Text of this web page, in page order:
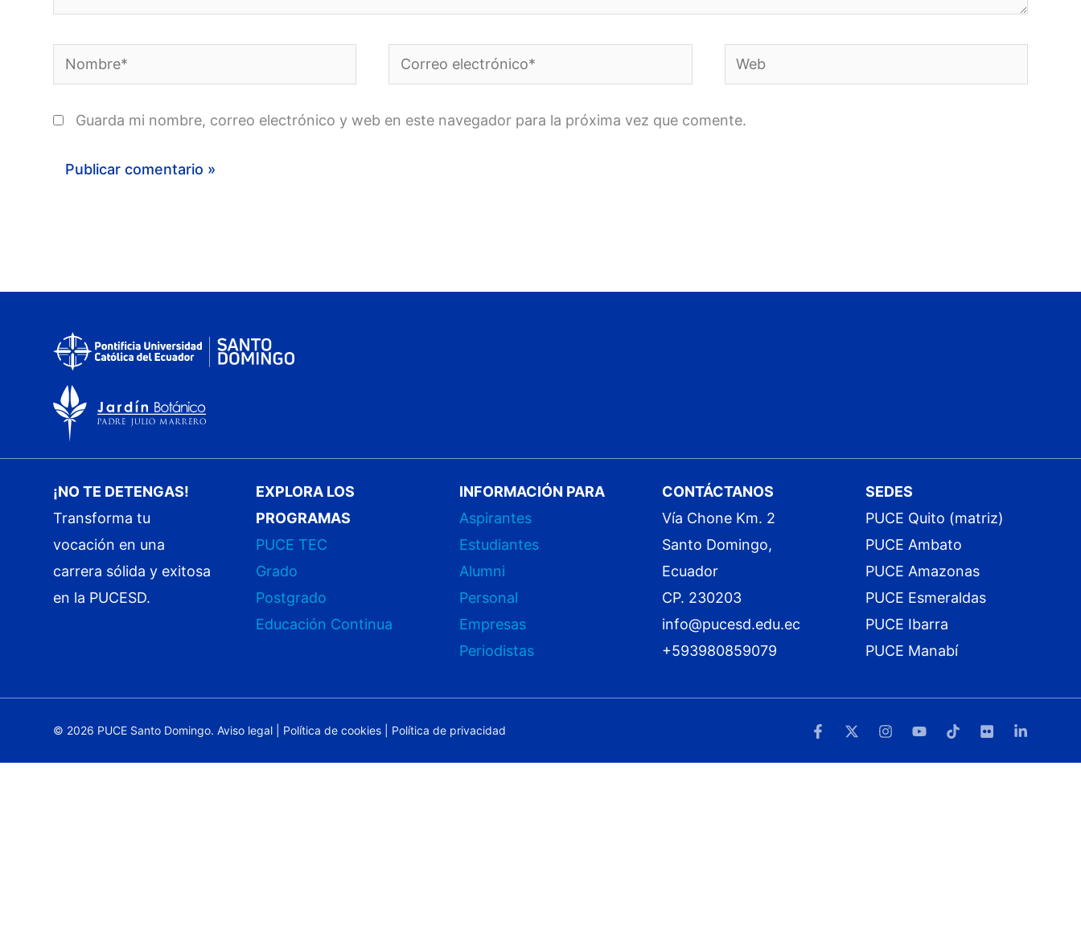
Nombre*
Correo
electrónico*
Web
Guarda mi nombre, correo electrónico y web en este navegador para la próxima vez que comente.
¡NO TE DETENGAS!
Transforma tu
vocación en una
carrera sólida y exitosa
en la PUCESD.
EXPLORA LOS
PROGRAMAS
PUCE TEC
Grado
Postgrado
Educación Continua
INFORMACIÓN PARA
Aspirantes
Estudiantes
Alumni
Personal
Empresas
Periodistas
CONTÁCTANOS
Vía Chone Km. 2
Santo Domingo,
Ecuador
CP. 230203
info@pucesd.edu.ec
+593980859079
SEDES
PUCE Quito (matriz)
PUCE Ambato
PUCE Amazonas
PUCE Esmeraldas
PUCE Ibarra
PUCE Manabí
© 2026 PUCE Santo Domingo. Aviso legal Política de cookies Política de privacidad